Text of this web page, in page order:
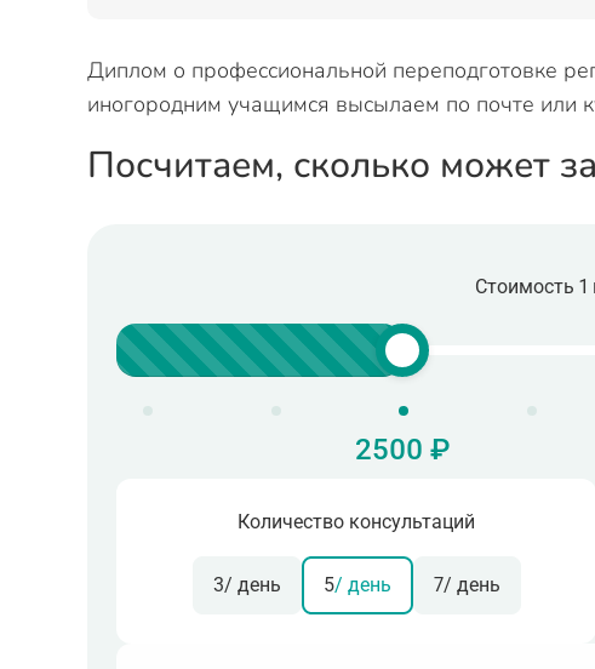
Диплом о профессиональной переподготовке
иногородним учащимся высылаем по почте или
Посчитаем, сколько может
Стоимость 1
2500 ₽
Количество консультаций
3/ день 5/ день 7/ день